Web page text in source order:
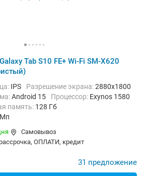
Tab S10 FE+ Wi-Fi SM-X620
IPS Разрешение экрана:2880x1800
Android 15 Процессор: Exynos 1580​
память: 128 Гб
(стилус)
Самовывоз
ОПЛАТИ, кредит
31 предложение